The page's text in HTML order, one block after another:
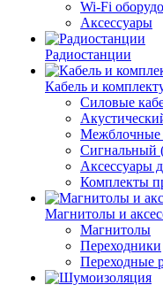
Wi-Fi
Аксессуары
Радиостанции
Кабель и
Силовые
Межблочные
Сигнальный
Аксессуары
Комплекты
Магнитолы и
Магнитолы
Переходники
Переходные